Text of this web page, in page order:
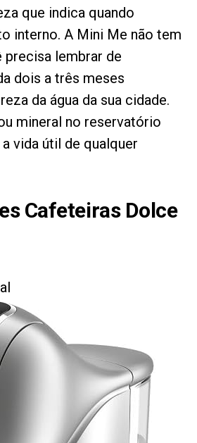
que indica quando
interno. A Mini Me não tem
lembrar de
dois a três meses
da água da sua cidade.
mineral no reservatório
vida útil de qualquer
Cafeteiras Dolce